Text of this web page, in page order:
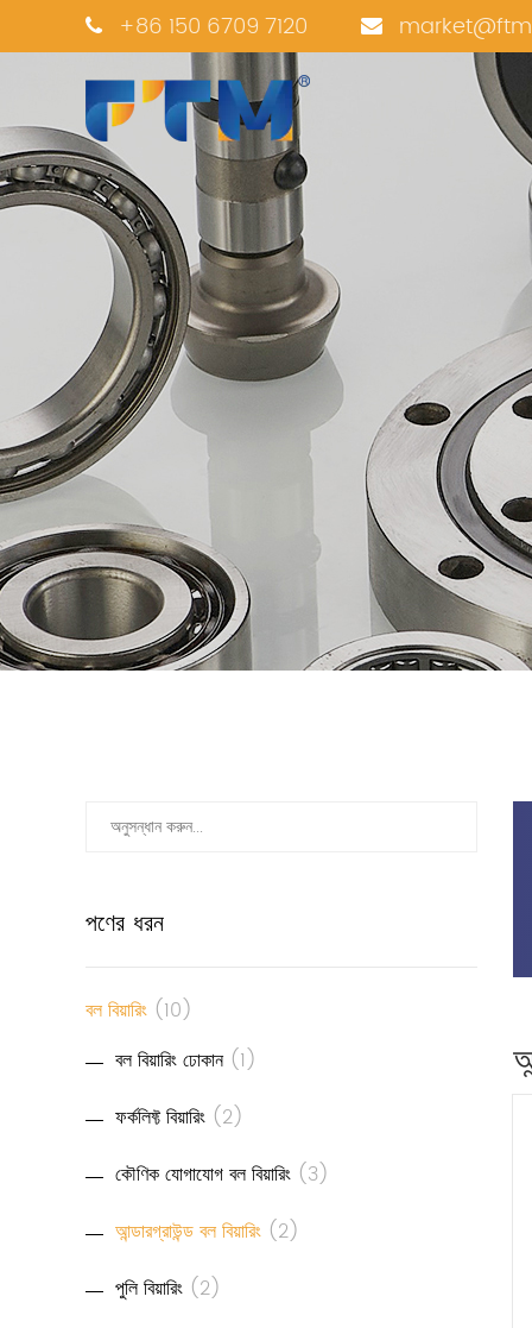
+86 150 6709 7120
পণের ধরন
বল বিয়ারিং (10)
বল বিয়ারিং ঢোকান (1)
ফর্কলিফ্ট বিয়ারিং (2)
কৌণিক যোগাযোগ বল বিয়ারিং (3)
আন্ডারগ্রাউন্ড বল বিয়ারিং (2)
পুলি বিয়ারিং (2)